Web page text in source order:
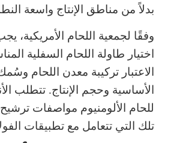
بدلاً من مناطق الإنتاج واسعة
وفقًا لجمعية اللحام الأمريكية،
اختيار طاولة اللحام السفلية
الاعتبار تركيبة معدن اللحام
الأساسية وحجم الإنتاج. تتطلب
للحام الألومنيوم مواصفات
تلك التي تتعامل مع تطبيقات